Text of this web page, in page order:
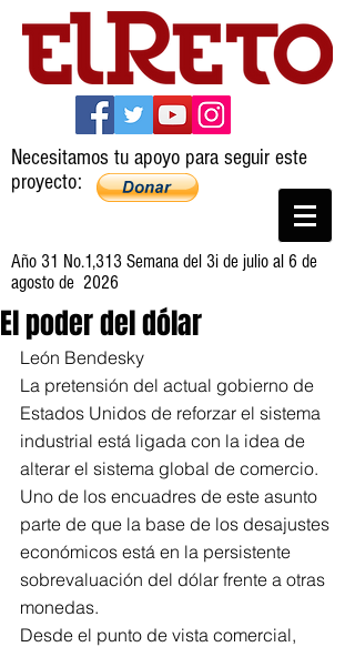
Necesitamos tu apoyo para seguir este
proyecto:
Año 31 No.1,313 Semana del 3i de julio al 6 de
agosto de 2026
El poder del dólar
León Bendesky
La pretensión del actual gobierno de
Estados Unidos de reforzar el sistema
industrial está ligada con la idea de
alterar el sistema global de comercio.
Uno de los encuadres de este asunto
parte de que la base de los desajustes
económicos está en la persistente
sobrevaluación del dólar frente a otras
monedas.
Desde el punto de vista comercial,